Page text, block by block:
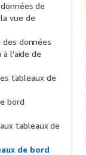
de
vue de
données
l'aide de
tableaux de
bord
tableaux de
de bord